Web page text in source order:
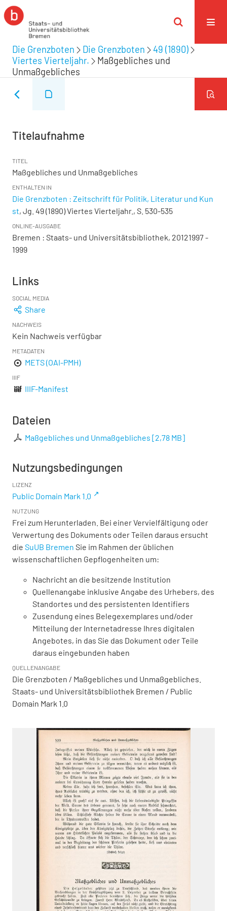
Die Grenzboten Die Grenzboten
49 (1890)
Viertes Vierteljahr.
Maßgebliches und
Unmaßgebliches
Titelaufnahme
TITEL
Maßgebliches und Unmaßgebliches
ENTHALTEN IN
Die Grenzboten : Zeitschrift für Politik, Literatur und Kun
st, Jg. 49 (1890) Viertes Vierteljahr., S. 530-535
ONLINE-AUSGABE
Bremen : Staats- und Universitätsbibliothek, 20121997 -
1999
Links
SOCIAL MEDIA
Share
NACHWEIS
Kein Nachweis verfügbar
METADATEN
METS (OAI-PMH)
IIIF
IIIF-Manifest
Dateien
Maßgebliches und Unmaßgebliches [2,78 MB]
Nutzungsbedingungen
LIZENZ
Public Domain Mark 1.0
NUTZUNG
Frei zum Herunterladen. Bei einer Vervielfältigung oder
Verwertung des Dokuments oder Teilen daraus ersucht
die SuUB Bremen Sie im Rahmen der üblichen
wissenschaftlichen Gepflogenheiten um:
Nachricht an die besitzende Institution
Quellenangabe inklusive Angabe des Urhebers, des
Standortes und des persistenten Identifiers
Zusendung eines Belegexemplares und/oder
Mitteilung der Internetadresse Ihres digitalen
Angebotes, in das Sie das Dokument oder Teile
daraus eingebunden haben
QUELLENANGABE
Die Grenzboten / Maßgebliches und Unmaßgebliches.
Staats- und Universitätsbibliothek Bremen / Public
Domain Mark 1.0